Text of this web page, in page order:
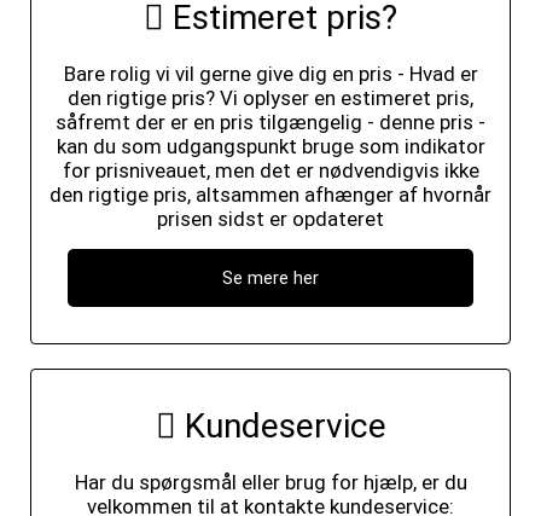
Estimeret pris?
Bare rolig vi vil gerne give dig en pris - Hvad er
den rigtige pris? Vi oplyser en estimeret pris,
såfremt der er en pris tilgængelig - denne pris -
kan du som udgangspunkt bruge som indikator
for prisniveauet, men det er nødvendigvis ikke
den rigtige pris, altsammen afhænger af hvornår
prisen sidst er opdateret
Se mere her
Kundeservice
Har du spørgsmål eller brug for hjælp, er du
velkommen til at kontakte kundeservice: